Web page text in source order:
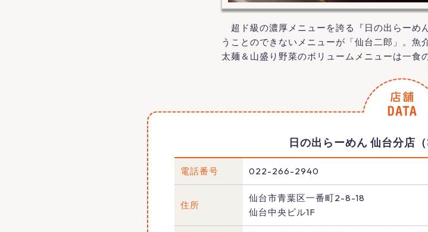
超ド級の濃厚メニューを誇る『日の出らーめ
うことのできないメニューが「仙台二郎」。魚
太麺＆山盛り野菜のボリュームメニューは一食
日の出らーめん 仙台分店（
電話番号 022-266-2940
住所
仙台市青葉区一番町2-8-18
仙台中央ビル1F